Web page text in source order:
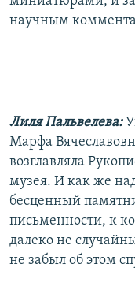
научным
Лиля Пальвелева:
Марфа
возглавляла
музея. И как же
бесценный
письменности, к
далеко не
не забыл об этом